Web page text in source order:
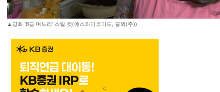
▲영화 'B급 며느리' 스틸 컷(에스와이코마드, 글뫼(주))